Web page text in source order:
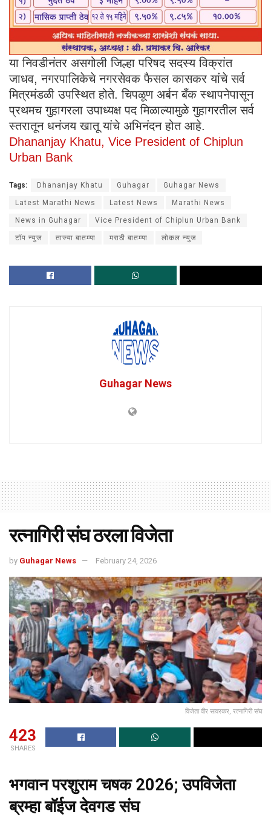
या निवडीनंतर असगोली जिल्हा परिषद सदस्य विक्रांत
जाधव, नगरपालिकेचे नगरसेवक फैसल कासकर यांचे सर्व
मित्रमंडळी उपस्थित होते. चिपळूण अर्बन बँक स्थापनेपासून
प्रथमच गुहागरला उपाध्यक्ष पद मिळाल्यामुळे गुहागरतील सर्व
स्तरातून धनंजय खातू यांचे अभिनंदन होत आहे.
Dhananjay Khatu, Vice President of Chiplun
Urban Bank
Tags: Dhananjay Khatu Guhagar Guhagar News
Latest Marathi News Latest News Marathi News
News in Guhagar Vice President of Chiplun Urban Bank
टॉप न्युज ताज्या बातम्या मराठी बातम्या लोकल न्युज
Guhagar News
रत्नागिरी संघ ठरला विजेता
by Guhagar News February 24, 2026
विजेता वीर सावरकर, रत्नागिरी संघ
423
SHARES
भगवान परशुराम चषक 2026; उपविजेता
ब्रम्हा बॉईज देवगड संघ